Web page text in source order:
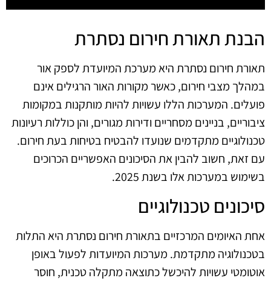
הבנת תאורת חירום נסתרת
תאורת חירום נסתרת היא מערכת המיועדת לספק אור
במהלך מצבי חירום, כאשר מקורות האור הרגילים אינם
פועלים. המערכות הללו עשויות להיות מותקנות במקומות
ציבוריים, בניינים מסחריים ודירות מגורים, והן כוללות רעיונות
טכנולוגיים מתקדמים שנועדו להבטיח בטיחות בעת חירום.
עם זאת, חשוב להבין את הסיכונים האפשריים הכרוכים
בשימוש במערכות אלו בשנת 2025.
סיכונים טכנולוגיים
אחת האיומים המרכזיים בתאורת חירום נסתרת היא התלות
בטכנולוגיה מתקדמת. מערכות המיועדות לפעול באופן
אוטומטי עשויות להיכשל כתוצאה מתקלה טכנית, חוסר